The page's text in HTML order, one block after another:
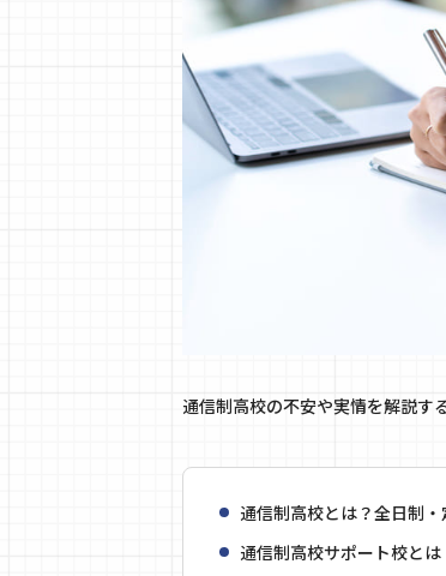
通信制高校の不安や実情を解説す
通信制高校とは？全日制
通信制高校サポート校とは